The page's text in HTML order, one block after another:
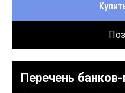
Перечень банков-